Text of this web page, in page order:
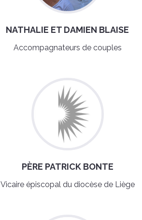
NATHALIE ET DAMIEN BLAISE
Accompagnateurs de couples
PÈRE PATRICK BONTE
Vicaire épiscopal du diocèse de Liège